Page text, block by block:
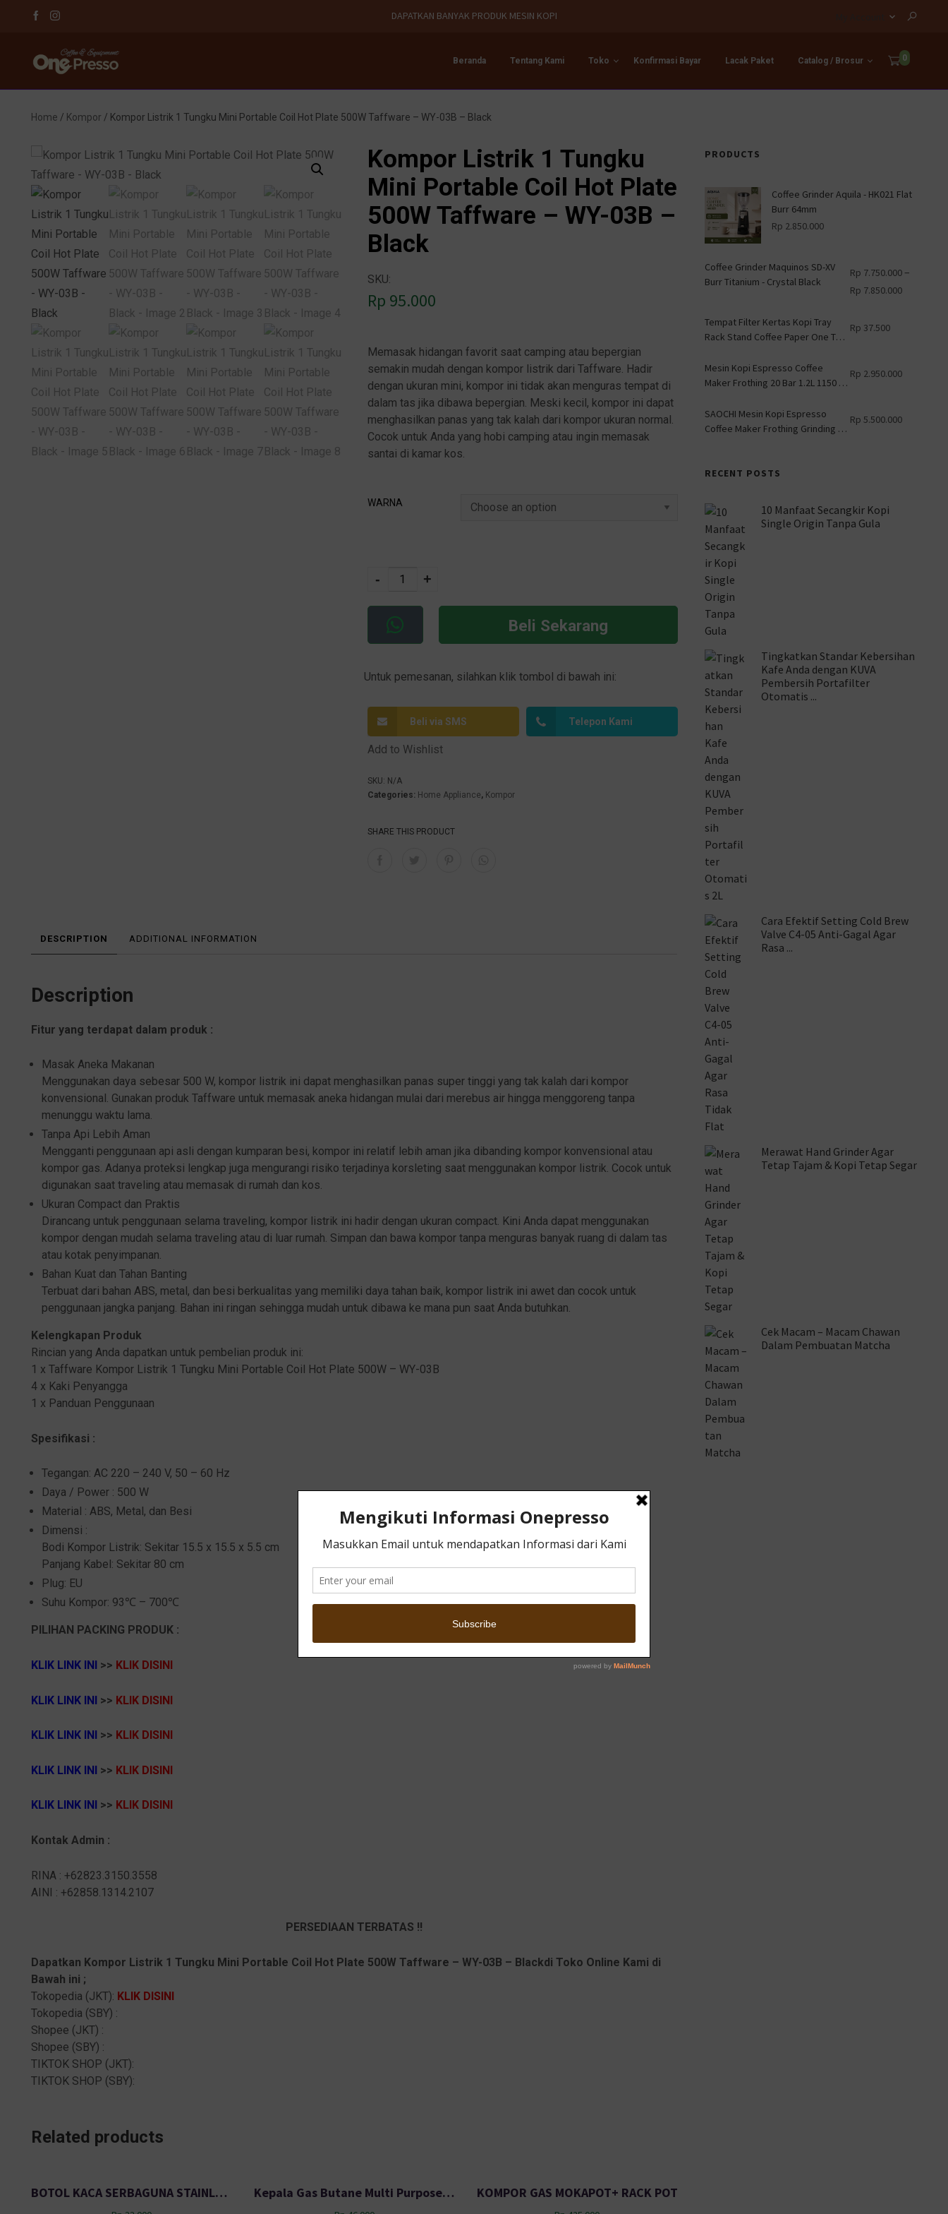
DAPATKAN BANYAK PRODUK MESIN KOPI
Beranda Tentang Kami Toko Konfirmasi Bayar Lacak Paket Catalog / Brosur 0
Home / Kompor / Kompor Listrik 1 Tungku Mini Portable Coil Hot Plate 500W Taffware – WY-03B – Black
PRODUCTS
Coffee Grinder Aquila - HK021 Flat
Burr 64mm
Rp 2.850.000
Coffee Grinder Maquinos SD-XV
Burr Titanium - Crystal Black
Rp 7.750.000 –
Rp 7.850.000
Tempat Filter Kertas Kopi Tray
Rack Stand Coffee Paper One Two
Rp 37.500
Mesin Kopi Espresso Coffee
Maker Frothing 20 Bar 1.2L 1150 W
Rp 2.950.000
SAOCHI Mesin Kopi Espresso
Coffee Maker Frothing Grinding 15
Rp 5.500.000
RECENT POSTS
10 Manfaat Secangkir Kopi
Single Origin Tanpa Gula
Tingkatkan Standar Kebersihan
Kafe Anda dengan KUVA
Pembersih Portafilter
Otomatis ...
Cara Efektif Setting Cold Brew
Valve C4-05 Anti-Gagal Agar
Rasa ...
Merawat Hand Grinder Agar
Tetap Tajam & Kopi Tetap Segar
Cek Macam – Macam Chawan
Dalam Pembuatan Matcha
Kompor Listrik 1 Tungku
Mini Portable Coil Hot Plate
500W Taffware – WY-03B –
Black
SKU:
Rp 95.000
Memasak hidangan favorit saat camping atau bepergian
semakin mudah dengan kompor listrik dari Taffware. Hadir
dengan ukuran mini, kompor ini tidak akan menguras tempat di
dalam tas jika dibawa bepergian. Meski kecil, kompor ini dapat
menghasilkan panas yang tak kalah dari kompor ukuran normal.
Cocok untuk Anda yang hobi camping atau ingin memasak
santai di kamar kos.
WARNA
- +
Beli Sekarang
lt
n
a
v
Untuk pemesanan, silahkan klik tombol di bawah ini:
Beli via SMS Telepon Kami
Add to Wishlist
SKU: N/A
Categories: Home Appliance, Kompor
SHARE THIS PRODUCT
DESCRIPTION ADDITIONAL INFORMATION
Description
Fitur yang terdapat dalam produk :
Masak Aneka Makanan
Menggunakan daya sebesar 500 W, kompor listrik ini dapat menghasilkan panas super tinggi yang tak kalah dari kompor
konvensional. Gunakan produk Taffware untuk memasak aneka hidangan mulai dari merebus air hingga menggoreng tanpa
menunggu waktu lama.
Tanpa Api Lebih Aman
Mengganti penggunaan api asli dengan kumparan besi, kompor ini relatif lebih aman jika dibanding kompor konvensional atau
kompor gas. Adanya proteksi lengkap juga mengurangi risiko terjadinya korsleting saat menggunakan kompor listrik. Cocok untuk
digunakan saat traveling atau memasak di rumah dan kos.
Ukuran Compact dan Praktis
Dirancang untuk penggunaan selama traveling, kompor listrik ini hadir dengan ukuran compact. Kini Anda dapat menggunakan
kompor dengan mudah selama traveling atau di luar rumah. Simpan dan bawa kompor tanpa menguras banyak ruang di dalam tas
atau kotak penyimpanan.
Bahan Kuat dan Tahan Banting
Terbuat dari bahan ABS, metal, dan besi berkualitas yang memiliki daya tahan baik, kompor listrik ini awet dan cocok untuk
penggunaan jangka panjang. Bahan ini ringan sehingga mudah untuk dibawa ke mana pun saat Anda butuhkan.
Kelengkapan Produk
Rincian yang Anda dapatkan untuk pembelian produk ini:
1 x Taffware Kompor Listrik 1 Tungku Mini Portable Coil Hot Plate 500W – WY-03B
4 x Kaki Penyangga
1 x Panduan Penggunaan
Spesifikasi :
Tegangan: AC 220 – 240 V, 50 – 60 Hz
Daya / Power : 500 W
Material : ABS, Metal, dan Besi
Dimensi :
Bodi Kompor Listrik: Sekitar 15.5 x 15.5 x 5.5 cm
Panjang Kabel: Sekitar 80 cm
Plug: EU
Suhu Kompor: 93℃ – 700℃
PILIHAN PACKING PRODUK :
KLIK LINK INI >> KLIK DISINI
KLIK LINK INI >> KLIK DISINI
KLIK LINK INI >> KLIK DISINI
KLIK LINK INI >> KLIK DISINI
KLIK LINK INI >> KLIK DISINI
Kontak Admin :
RINA : +62823.3150.3558
AINI : +62858.1314.2107
PERSEDIAAN TERBATAS !!
Dapatkan Kompor Listrik 1 Tungku Mini Portable Coil Hot Plate 500W Taffware – WY-03B – Blackdi Toko Online Kami di
Bawah ini ;
Tokopedia (JKT): KLIK DISINI
Tokopedia (SBY) :
Shopee (JKT) :
Shopee (SBY) :
TIKTOK SHOP (JKT):
TIKTOK SHOP (SBY):
Related products
BOTOL KACA SERBAGUNA STAINLES PLATTED + TUTUP OTC 500 ML KG57H Kepala Gas Butane Multi Purpose Torch 1300 Celcius WS-504C Black KOMPOR GAS MOKAPOT+ RACK POT